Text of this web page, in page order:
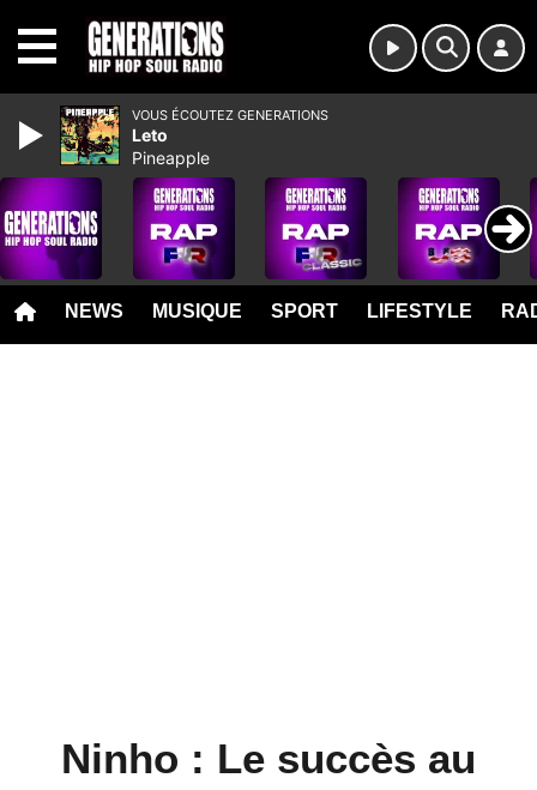
NEWS MUSIQUE SPORT LIFESTYLE
Ninho : Le succès au
VOUS ÉCOUTEZ GENERATIONS
Leto
Pineapple